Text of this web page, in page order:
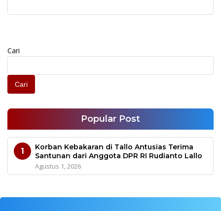
Cari
Cari
Popular Post
1
Korban Kebakaran di Tallo Antusias Terima
Santunan dari Anggota DPR RI Rudianto Lallo
Agustus 1, 2026